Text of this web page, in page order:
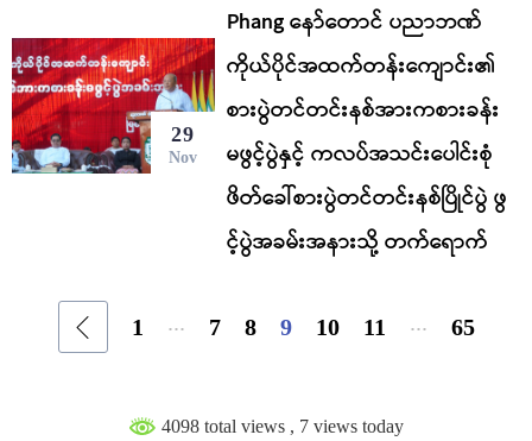
29
Nov
Phang နော်တောင် ပညာဘဏ်
ကိုယ်ပိုင်အထက်တန်းကျောင်း၏
စားပွဲတင်တင်းနစ်အားကစားခန်း
မဖွင့်ပွဲနှင့် ကလပ်အသင်းပေါင်းစုံ
ဖိတ်ခေါ်စားပွဲတင်တင်းနစ်ပြိုင်ပွဲ ဖွ
င့်ပွဲအခမ်းအနားသို့ တက်ရောက်
1 ... 7 8 9 10 11 ... 65
4098 total views , 7 views today